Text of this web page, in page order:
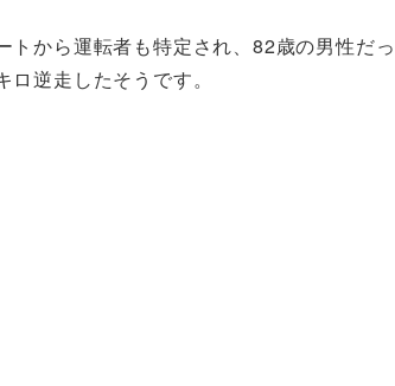
から運転者も特定され、82歳の男性だ
逆走したそうです。